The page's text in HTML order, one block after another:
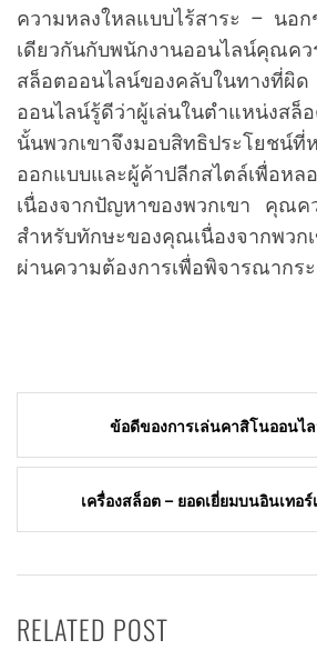
ความหลงใหลแบบไร้สาระ – นอก
เดียวกันกับพนักงานออนไลน์คุณคว
สล็อตออนไลน์ของคลับในทาง
ออนไลน์รู้ดีว่าผู้เล่นในตำแหน่งสล็อ
นั้นพวกเขาจึงมอบสิทธิประโยชน์ที่
ออกแบบและผู้ค้าปลีกสไตล์เพื่อหล
เนื่องจากปัญหาของพวกเขา คุณค
สำหรับทักษะของคุณเนื่องจากพวก
ผ่านความต้องการเพื่อพิจารณากร
Post
navigation
ข้อดีของการเล่นคาสิโนออนไ
เครื่องสล็อต – ยอดเยี่ยมบนอินเทอ
RELATED POST